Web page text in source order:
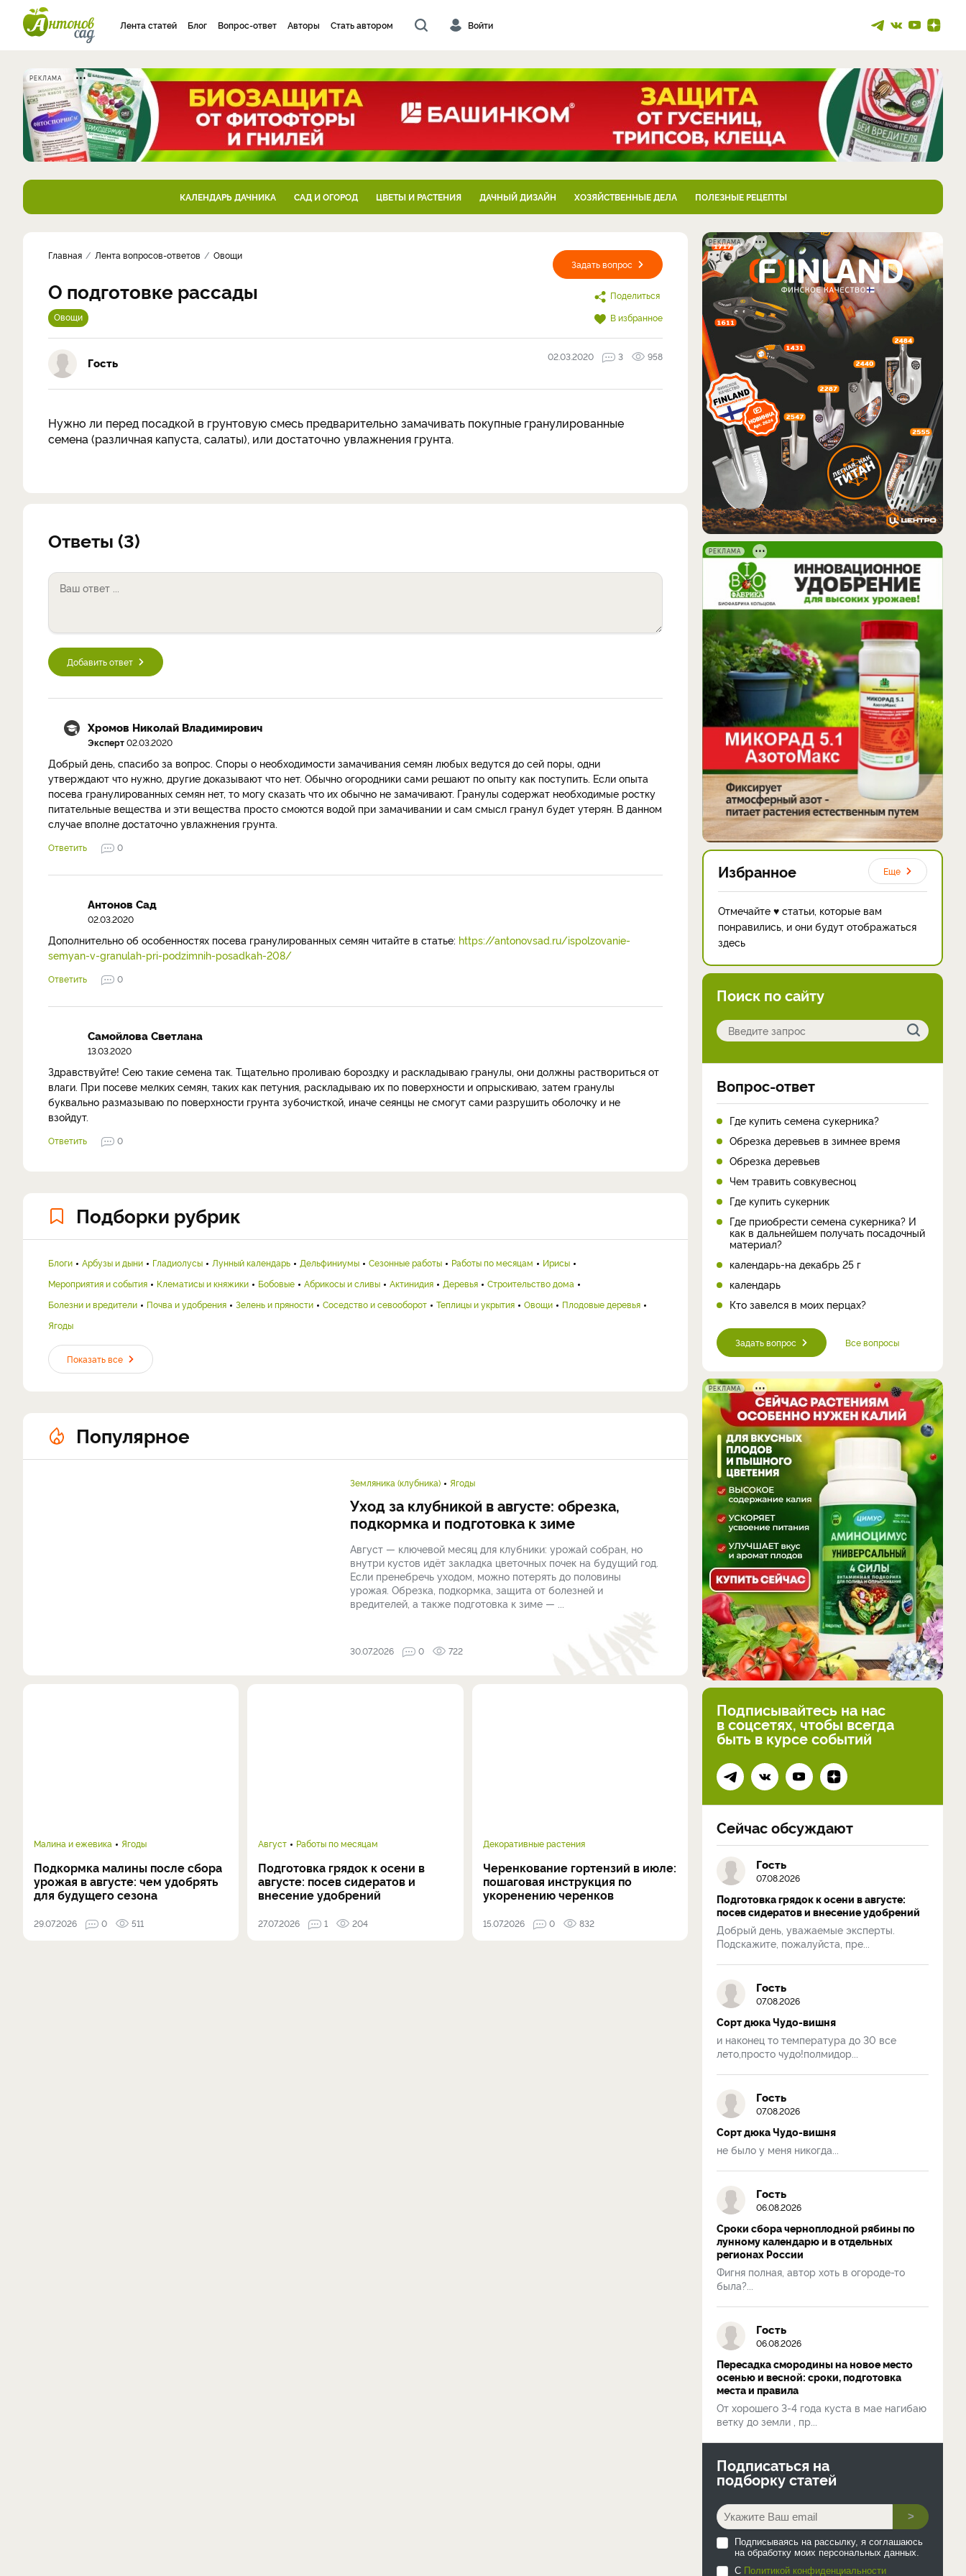
Лента статей Блог Вопрос-ответ Авторы Стать автором Войти
РЕКЛАМА
КАЛЕНДАРЬ ДАЧНИКА САД И ОГОРОД ЦВЕТЫ И РАСТЕНИЯ ДАЧНЫЙ ДИЗАЙН ХОЗЯЙСТВЕННЫЕ ДЕЛА ПОЛЕЗНЫЕ РЕЦЕПТЫ
Задать вопрос
Поделиться
В избранное
Главная Лента вопросов-ответов Овощи
О подготовке рассады
Овощи
Гость 02.03.2020 3 958
Нужно ли перед посадкой в грунтовую смесь предварительно замачивать покупные гранулированные
семена (различная капуста, салаты), или достаточно увлажнения грунта.
Ответы (3)
Добавить ответ
Хромов Николай Владимирович
Эксперт02.03.2020
Добрый день, спасибо за вопрос. Споры о необходимости замачивания семян любых ведутся до сей поры, одни
утверждают что нужно, другие доказывают что нет. Обычно огородники сами решают по опыту как поступить. Если опыта
посева гранулированных семян нет, то могу сказать что их обычно не замачивают. Гранулы содержат необходимые ростку
питательные вещества и эти вещества просто смоются водой при замачивании и сам смысл гранул будет утерян. В данном
случае вполне достаточно увлажнения грунта.
Ответить 0
Антонов Сад
02.03.2020
Дополнительно об особенностях посева гранулированных семян читайте в статье: https://antonovsad.ru/ispolzovanie-
semyan-v-granulah-pri-podzimnih-posadkah-208/
Ответить 0
Самойлова Светлана
13.03.2020
Здравствуйте! Сею такие семена так. Тщательно проливаю бороздку и раскладываю гранулы, они должны раствориться от
влаги. При посеве мелких семян, таких как петуния, раскладываю их по поверхности и опрыскиваю, затем гранулы
буквально размазываю по поверхности грунта зубочисткой, иначе сеянцы не смогут сами разрушить оболочку и не
взойдут.
Ответить 0
Подборки рубрик
Блоги Арбузы и дыни Гладиолусы Лунный календарь Дельфиниумы Сезонные работы Работы по месяцам
Ирисы
Мероприятия и события
Клематисы и княжики Бобовые Абрикосы и сливы Актинидия Деревья
Строительство дома
Болезни и вредители
Почва и удобрения Зелень и пряности Соседство и севооборот Теплицы и укрытия Овощи
Плодовые деревья
Ягоды
Показать все
Популярное
Земляника (клубника) Ягоды
Уход за клубникой в августе: обрезка,
подкормка и подготовка к зиме
Август — ключевой месяц для клубники: урожай собран, но
внутри кустов идёт закладка цветочных почек на будущий год.
Если пренебречь уходом, можно потерять до половины
урожая. Обрезка, подкормка, защита от болезней и
вредителей, а также подготовка к зиме — ...
30.07.2026 0 722
Малина и ежевика Ягоды
Подкормка малины после сбора
урожая в августе: чем удобрять
для будущего сезона
29.07.2026 0 511
Август Работы по месяцам
Подготовка грядок к осени в
августе: посев сидератов и
внесение удобрений
27.07.2026 1 204
Декоративные растения
Черенкование гортензий в июле:
пошаговая инструкция по
укоренению черенков
15.07.2026 0 832
РЕКЛАМА
РЕКЛАМА
Избранное Еще
Отмечайте ♥ статьи, которые вам
понравились, и они будут отображаться
здесь
Поиск по сайту
Вопрос-ответ
Где купить семена сукерника?
Обрезка деревьев в зимнее время
Обрезка деревьев
Чем травить совкувесноц
Где купить сукерник
Где приобрести семена сукерника? И
как в дальнейшем получать посадочный
материал?
календарь-на декабрь 25 г
календарь
Кто завелся в моих перцах?
Задать вопрос Все вопросы
РЕКЛАМА
Подписывайтесь на нас
в соцсетях, чтобы всегда
быть в курсе событий
Сейчас обсуждают
Гость
07.08.2026
Подготовка грядок к осени в августе:
посев сидератов и внесение удобрений
Добрый день, уважаемые эксперты.
Подскажите, пожалуйста, пре...
Гость
07.08.2026
Сорт дюка Чудо-вишня
и наконец то температура до 30 все
лето,просто чудо!полмидор...
Гость
07.08.2026
Сорт дюка Чудо-вишня
не было у меня никогда...
Гость
06.08.2026
Сроки сбора черноплодной рябины по
лунному календарю и в отдельных
регионах России
Фигня полная, автор хоть в огороде-то
была?...
Гость
06.08.2026
Пересадка смородины на новое место
осенью и весной: сроки, подготовка
места и правила
От хорошего 3-4 года куста в мае нагибаю
ветку до земли , пр...
Подписаться на
подборку статей
>
Подписываясь на рассылку, я соглашаюсь
на обработку моих персональных данных.
С Политикой конфиденциальности